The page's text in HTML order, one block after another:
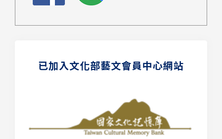
已加入文化部藝文會員中心網站